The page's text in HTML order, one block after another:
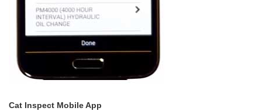
Cat Inspect Mobile App